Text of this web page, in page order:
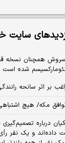
سایت
همچنان نسخه
شده است
بر اثر سانحه
مکه/ هیچ
داده‌اند و یک نفر